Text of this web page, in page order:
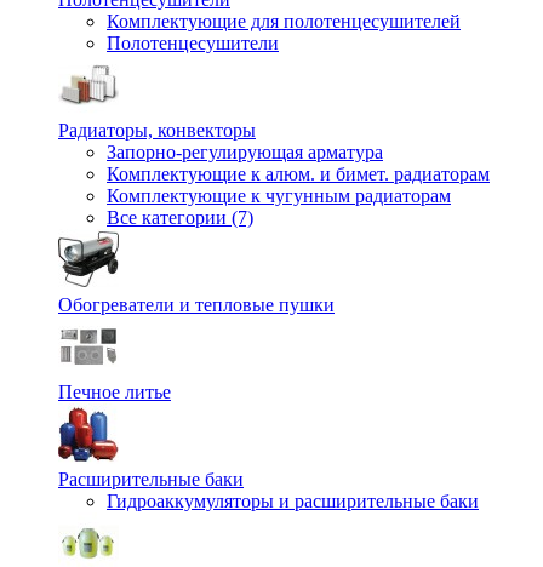
Комплектующие для полотенцесушителей
Полотенцесушители
Радиаторы, конвекторы
Запорно-регулирующая арматура
Комплектующие к алюм. и бимет. радиаторам
Комплектующие к чугунным радиаторам
Все категории (7)
Обогреватели и тепловые пушки
Печное литье
Расширительные баки
Гидроаккумуляторы и расширительные баки